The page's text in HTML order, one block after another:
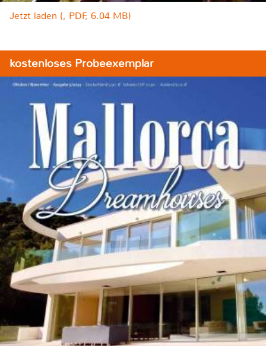
Jetzt laden (, PDF, 6.04 MB)
kostenloses Probeexemplar